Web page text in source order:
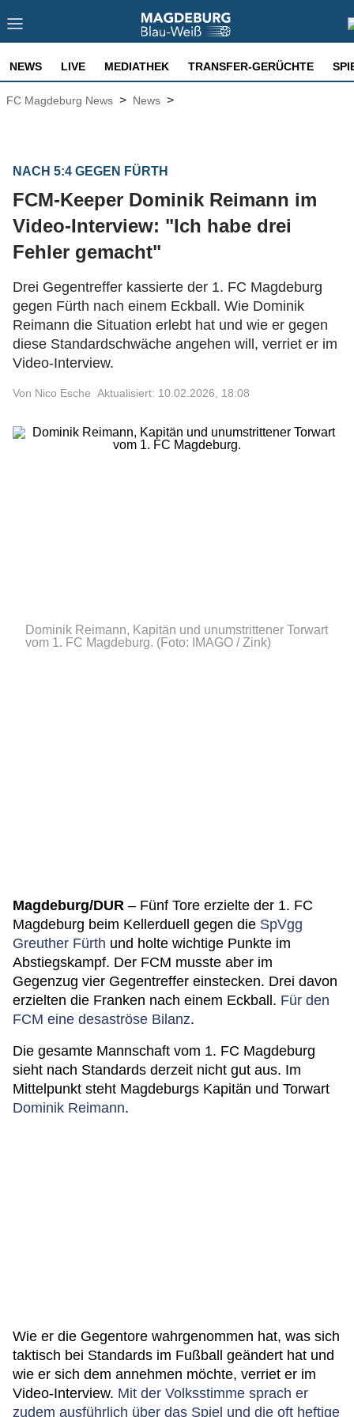
NEWS LIVE MEDIATHEK TRANSFER-GERÜCHTE
FC Magdeburg News > News >
NACH 5:4 GEGEN FÜRTH
FCM-Keeper Dominik Reimann im
Video-Interview: "Ich habe drei
Fehler gemacht"
Drei Gegentreffer kassierte der 1. FC Magdeburg
gegen Fürth nach einem Eckball. Wie Dominik
Reimann die Situation erlebt hat und wie er gegen
diese Standardschwäche angehen will, verriet er im
Video-Interview.
Von Nico Esche Aktualisiert: 10.02.2026, 18:08
Dominik Reimann, Kapitän und unumstrittener Torwart
vom 1. FC Magdeburg. (Foto: IMAGO / Zink)
Magdeburg/DUR – Fünf Tore erzielte der 1. FC
Magdeburg beim Kellerduell gegen die SpVgg
Greuther Fürth und holte wichtige Punkte im
Abstiegskampf. Der FCM musste aber im
Gegenzug vier Gegentreffer einstecken. Drei davon
erzielten die Franken nach einem Eckball. Für den
FCM eine desaströse Bilanz.
Die gesamte Mannschaft vom 1. FC Magdeburg
sieht nach Standards derzeit nicht gut aus. Im
Mittelpunkt steht Magdeburgs Kapitän und Torwart
Dominik Reimann.
Wie er die Gegentore wahrgenommen hat, was sich
taktisch bei Standards im Fußball geändert hat und
wie er sich dem annehmen möchte, verriet er im
Video-Interview. Mit der Volksstimme sprach er
zudem ausführlich über das Spiel und die oft heftige